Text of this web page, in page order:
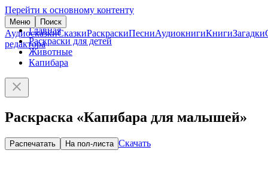
Перейти к основному контенту
Меню Поиск
АудиосказкиСказкиРаскраскиПесниАудиокнигиКнигиЗагадки
редактора
Главная
Раскраски для детей
Животные
Капибара
Раскраска «Капибара для малышей»
Распечатать На пол-листа Скачать